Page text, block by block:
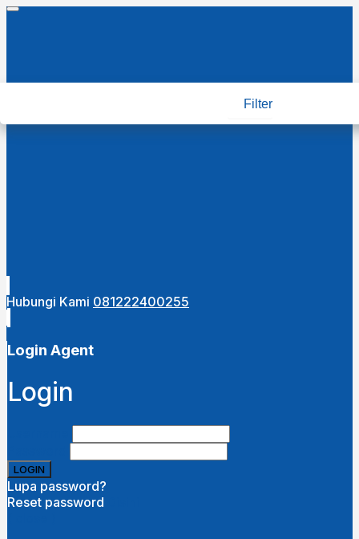
Hubungi Kami 081222400255
Login Agent
Login
Lupa password?
Reset password
Filter